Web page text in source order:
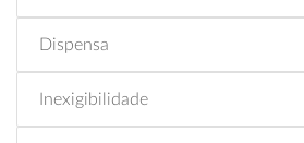
Dispensa
Inexigibilidade